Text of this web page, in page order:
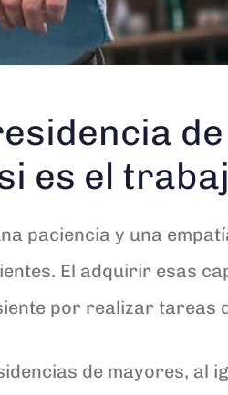
es el
paciencia y una
El adquirir esas
por realizar tareas
de mayores, al